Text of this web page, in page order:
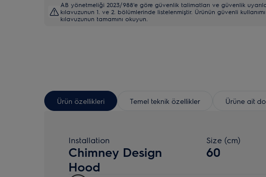
AB yönetmeliği 2023/988'e göre güvenlik talimatları ve güvenlik
kılavuzunun 1. ve 2. bölümlerinde listelenmiştir. Ürünün güvenli
kılavuzunun tamamını okuyun.
Ürün özellikleri Temel teknik özellikler Ürüne ait
Installation
Chimney Design
Hood
Size (cm)
60